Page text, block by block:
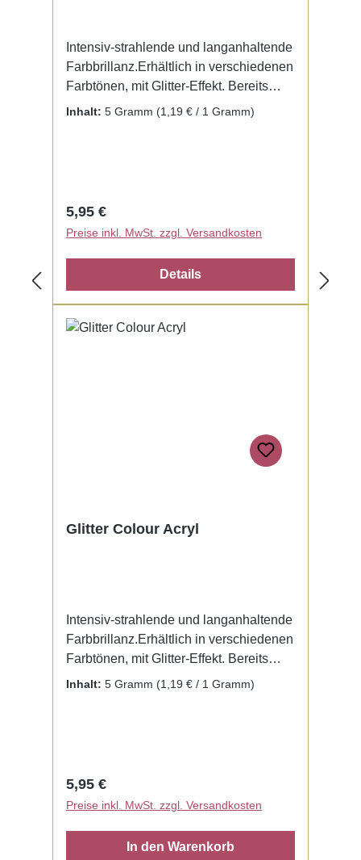
Intensiv-strahlende und langanhaltende
Farbbrillanz.Erhältlich in verschiedenen
Farbtönen, mit Glitter-Effekt. Bereits
fertig zur Benutzung mit Liquid. Kein
Inhalt: 5 Gramm (1,19 € / 1 Gramm)
Regulärer Preis:
5,95 €
Preise inkl. MwSt. zzgl. Versandkosten
Details
Glitter Colour Acryl
Intensiv-strahlende und langanhaltende
Farbbrillanz.Erhältlich in verschiedenen
Farbtönen, mit Glitter-Effekt. Bereits
fertig zur Benutzung mit Liquid. Kein
Inhalt: 5 Gramm (1,19 € / 1 Gramm)
Regulärer Preis:
5,95 €
Preise inkl. MwSt. zzgl. Versandkosten
In den Warenkorb